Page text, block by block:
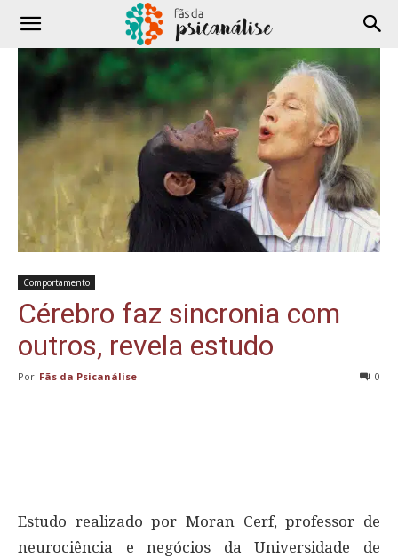
Comportamento
Cérebro faz sincronia com
outros, revela estudo
Por Fãs da Psicanálise - 0
Estudo realizado por Moran Cerf, professor de
neurociência e negócios da Universidade de